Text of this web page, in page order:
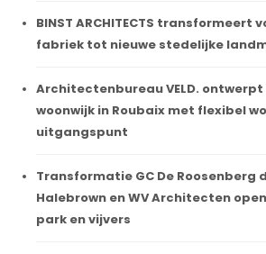
BINST ARCHITECTS transformeert
fabriek tot nieuwe stedelijke
Architectenbureau VELD.
woonwijk in Roubaix met flexibel
uitgangspunt
Transformatie GC De Roosenberg
Halebrown en WV Architecten
park en vijvers